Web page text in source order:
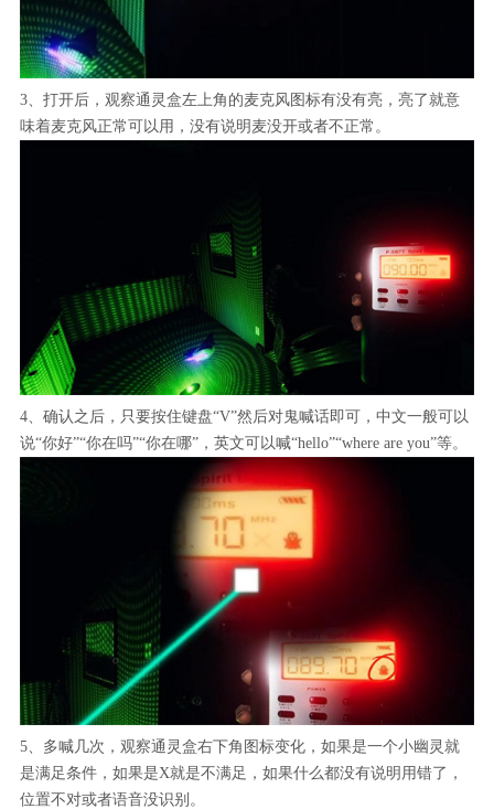
3、打开后，观察通灵盒左上角的麦克风图标有没有亮，亮了就意
味着麦克风正常可以用，没有说明麦没开或者不正常。
4、确认之后，只要按住键盘“V”然后对鬼喊话即可，中文一般可以
说“你好”“你在吗”“你在哪”，英文可以喊“hello”“where are you”等。
5、多喊几次，观察通灵盒右下角图标变化，如果是一个小幽灵就
是满足条件，如果是X就是不满足，如果什么都没有说明用错了，
位置不对或者语音没识别。